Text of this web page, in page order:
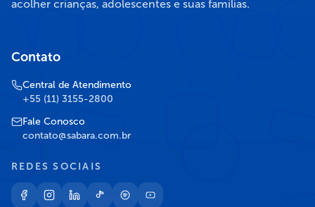
acolher crianças, adolescentes e suas famílias.
Contato
Central de Atendimento
+55 (11) 3155-2800
Fale Conosco
contato@sabara.com.br
REDES SOCIAIS